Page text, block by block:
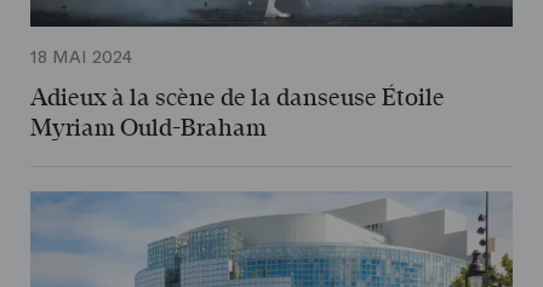
18 MAI 2024
Adieux à la scène de la danseuse Étoile
Myriam Ould-Braham